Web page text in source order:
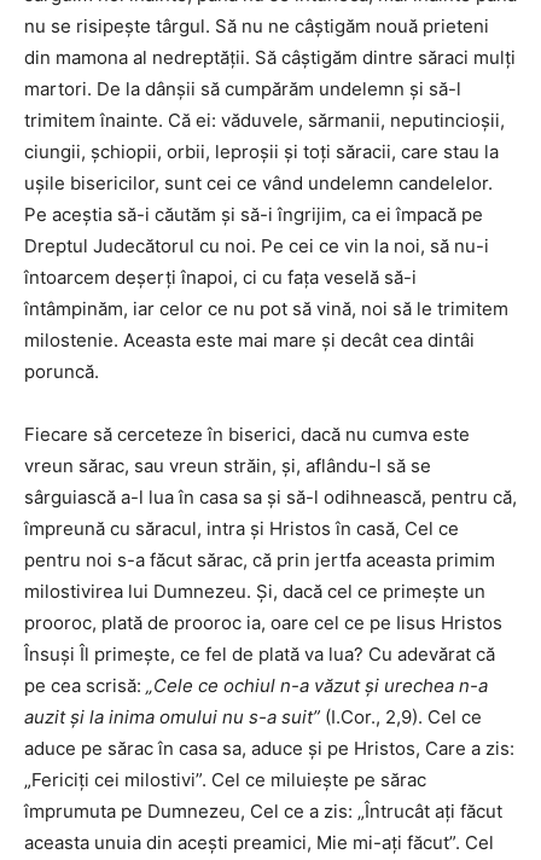
nu se risipeşte târgul. Să nu ne câştigăm nouă prieteni
din mamona al nedreptăţii. Să câştigăm dintre săraci mulţi
martori. De la dânşii să cumpărăm undelemn şi să-l
trimitem înainte. Că ei: văduvele, sărmanii, neputincioşii,
ciungii, şchiopii, orbii, leproşii şi toţi săracii, care stau la
uşile bisericilor, sunt cei ce vând undelemn candelelor.
Pe aceştia să-i căutăm şi să-i îngrijim, ca ei împacă pe
Dreptul Judecătorul cu noi. Pe cei ce vin la noi, să nu-i
întoarcem deşerţi înapoi, ci cu fața veselă să-i
întâmpinăm, iar celor ce nu pot să vină, noi să le trimitem
milostenie. Aceasta este mai mare şi decât cea dintâi
poruncă.
Fiecare să cerceteze în biserici, dacă nu cumva este
vreun sărac, sau vreun străin, şi, aflându-l să se
sârguiască a-l lua în casa sa şi să-l odihnească, pentru că,
împreună cu săracul, intra şi Hristos în casă, Cel ce
pentru noi s-a făcut sărac, că prin jertfa aceasta primim
milostivirea lui Dumnezeu. Şi, dacă cel ce primeşte un
prooroc, plată de prooroc ia, oare cel ce pe Iisus Hristos
Însuşi Îl primeşte, ce fel de plată va lua? Cu adevărat că
pe cea scrisă: „Cele ce ochiul n-a văzut şi urechea n-a
auzit şi la inima omului nu s-a suit” (I.Cor., 2,9). Cel ce
aduce pe sărac în casa sa, aduce şi pe Hristos, Care a zis:
„Fericiţi cei milostivi”. Cel ce miluieşte pe sărac
împrumuta pe Dumnezeu, Cel ce a zis: „Întrucât aţi făcut
aceasta unuia din aceşti preamici, Mie mi-aţi făcut”. Cel